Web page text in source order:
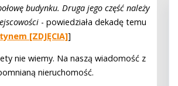
budynku. Druga jego część należy
- powiedziała dekadę temu
[ZDJĘCIA]]
nie wiemy. Na naszą wiadomość z
nieruchomość.